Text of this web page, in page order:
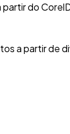
do
a partir de